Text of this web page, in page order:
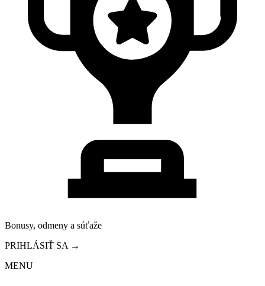
Bonusy, odmeny a súťaže
PRIHLÁSIŤ SA →
MENU